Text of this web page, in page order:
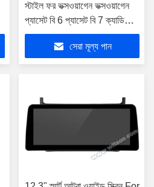
স্টাইল ফর ভক্সওয়াগেন ভক্সওয়াগেন
প্যাসেট বি 6 প্যাসেট বি 7 ক্যাডি
সাগিটার গলফ 5 গলফ 6 টিগুয়ান টুরান
সেরা মূল্য পান